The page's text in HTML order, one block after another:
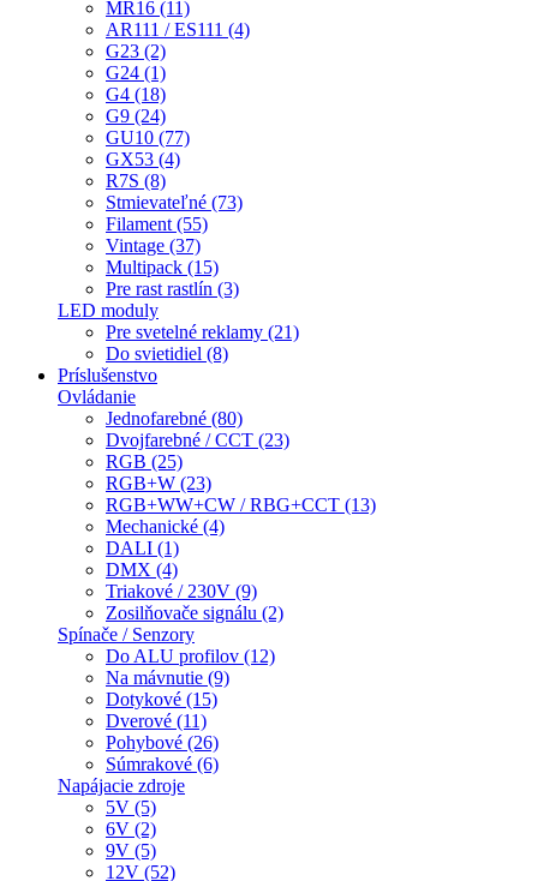
MR16 (11)
AR111 / ES111 (4)
G23 (2)
G24 (1)
G4 (18)
G9 (24)
GU10 (77)
GX53 (4)
R7S (8)
Stmievateľné (73)
Filament (55)
Vintage (37)
Multipack (15)
Pre rast rastlín (3)
LED moduly
Pre svetelné reklamy (21)
Do svietidiel (8)
Príslušenstvo
Ovládanie
Jednofarebné (80)
Dvojfarebné / CCT (23)
RGB (25)
RGB+W (23)
RGB+WW+CW / RBG+CCT (13)
Mechanické (4)
DALI (1)
DMX (4)
Triakové / 230V (9)
Zosilňovače signálu (2)
Spínače / Senzory
Do ALU profilov (12)
Na mávnutie (9)
Dotykové (15)
Dverové (11)
Pohybové (26)
Súmrakové (6)
Napájacie zdroje
5V (5)
6V (2)
9V (5)
12V (52)